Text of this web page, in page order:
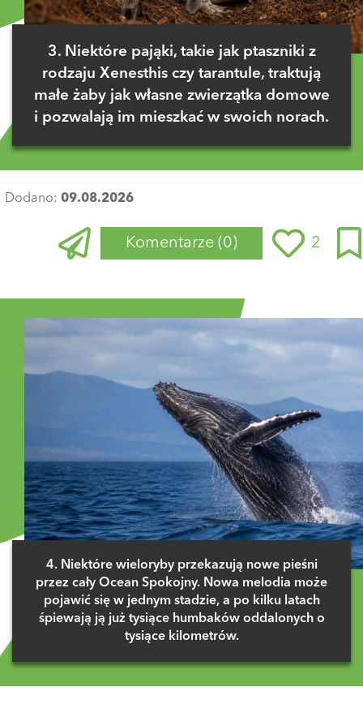
3. Niektóre pająki, takie jak ptaszniki z
rodzaju Xenesthis czy tarantule, traktują
małe żaby jak własne zwierzątka domowe
i pozwalają im mieszkać w swoich norach.
Dodano: 09.08.2026
Komentarze (0) 2
4. Niektóre wieloryby przekazują nowe pieśni
przez cały Ocean Spokojny. Nowa melodia może
pojawić się w jednym stadzie, a po kilku latach
śpiewają ją już tysiące humbaków oddalonych o
tysiące kilometrów.